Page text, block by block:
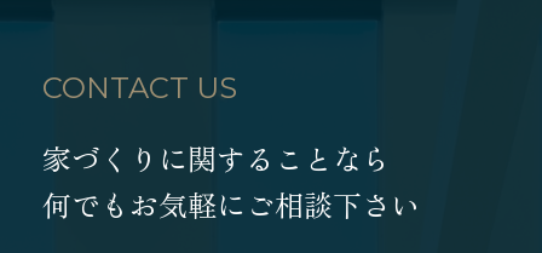
CONTACT US
家づくりに関することなら
何でもお気軽にご相談下さい